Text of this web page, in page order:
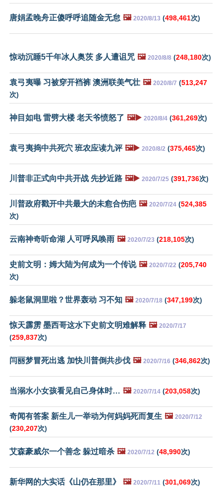
唐娟孟晚舟正傻呼呼追随金无怠 🖼️ 2020/8/13 (498,461次)
惊动沉睡5千年冰人奥茨 多人遭诅咒 🖼️ 2020/8/8 (248,180次)
袁弓夷曝 习被穿开裆裤 澳洲联美气壮 🖼️ 2020/8/7 (513,247
次)
神目如电 雷劈大楼 老天爷愤怒了 🖼️▶️ 2020/8/4 (361,269次)
袁弓夷捣中共死穴 班农应读九评 🖼️▶️ 2020/8/2 (375,465次)
川普非正式向中共开战 先抄近路 🖼️▶️ 2020/7/25 (391,736次)
川普政府戳开中共最大的未愈合伤疤 🖼️ 2020/7/24 (524,385
次)
云南神奇听命湖 人可呼风唤雨 🖼️ 2020/7/23 (218,105次)
史前文明：姆大陆为何成为一个传说 🖼️ 2020/7/22 (205,740
次)
躲老鼠洞里啦？世界轰动 习不知 🖼️ 2020/7/18 (347,199次)
惊天霹雳 墨西哥这水下史前文明难解释 🖼️ 2020/7/17
(259,837次)
闫丽梦冒死出逃 加快川普倒共步伐 🖼️ 2020/7/16 (346,862次)
当溺水小女孩看见自己身体时… 🖼️ 2020/7/14 (203,058次)
奇闻有答案 新生儿一举动为何妈妈死而复生 🖼️ 2020/7/12
(230,207次)
艾森豪威尔一个善念 躲过暗杀 🖼️ 2020/7/12 (48,990次)
新华网的大实话《山仍在那里》 🖼️ 2020/7/11 (301,069次)